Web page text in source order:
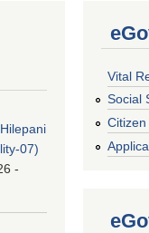
07)
-
Vital
Social